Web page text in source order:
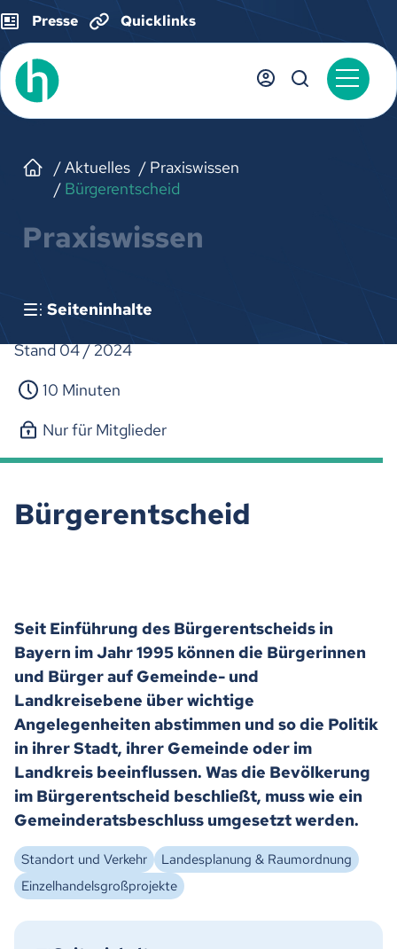
Presse Quicklinks
Aktuelles
Praxiswissen
Bürgerentscheid
Praxiswissen
Seiteninhalte
Stand 04 / 2024
10 Minuten
Nur für Mitglieder
Bürgerentscheid
Seit Einführung des Bürgerentscheids in
Bayern im Jahr 1995 können die Bürgerinnen
und Bürger auf Gemeinde- und
Landkreisebene über wichtige
Angelegenheiten abstimmen und so die Politik
in ihrer Stadt, ihrer Gemeinde oder im
Landkreis beeinflussen. Was die Bevölkerung
im Bürgerentscheid beschließt, muss wie ein
Gemeinderatsbeschluss umgesetzt werden.
Standort und Verkehr
Landesplanung & Raumordnung
Einzelhandelsgroßprojekte